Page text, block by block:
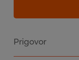
Prigovor